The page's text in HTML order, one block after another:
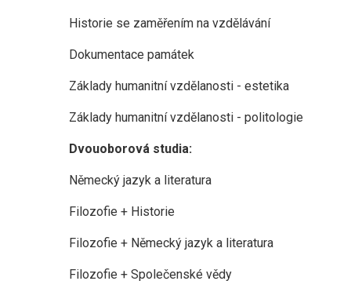
Historie se zaměřením na vzdělávání
Dokumentace památek
Základy humanitní vzdělanosti - estetika
Základy humanitní vzdělanosti - politologie
Dvouoborová studia:
Německý jazyk a literatura
Filozofie + Historie
Filozofie + Německý jazyk a literatura
Filozofie + Společenské vědy